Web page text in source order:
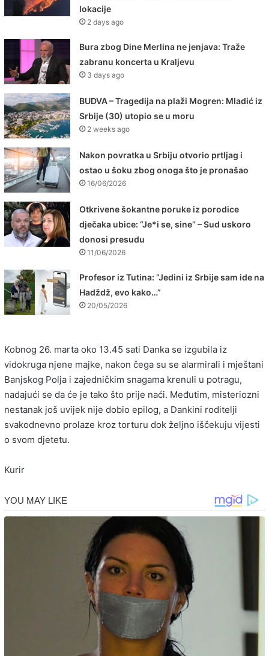
lokacije
2 days ago
Bura zbog Dine Merlina ne jenjava: Traže
zabranu koncerta u Kraljevu
3 days ago
BUDVA – Tragedija na plaži Mogren: Mladić iz
Srbije (30) utopio se u moru
2 weeks ago
Nakon povratka u Srbiju otvorio prtljag i
ostao u šoku zbog onoga što je pronašao
16/06/2026
Otkrivene šokantne poruke iz porodice
dječaka ubice: “Je*i se, sine” – Sud uskoro
donosi presudu
11/06/2026
Profesor iz Tutina: ”Jedini iz Srbije sam ide na
Hadždž, evo kako…”
20/05/2026
Kobnog 26. marta oko 13.45 sati Danka se izgubila iz
vidokruga njene majke, nakon čega su se alarmirali i mještani
Banjskog Polja i zajedničkim snagama krenuli u potragu,
nadajući se da će je tako što prije naći. Međutim, misteriozni
nestanak još uvijek nije dobio epilog, a Dankini roditelji
svakodnevno prolaze kroz torturu dok željno iščekuju vijesti
o svom djetetu.
Kurir